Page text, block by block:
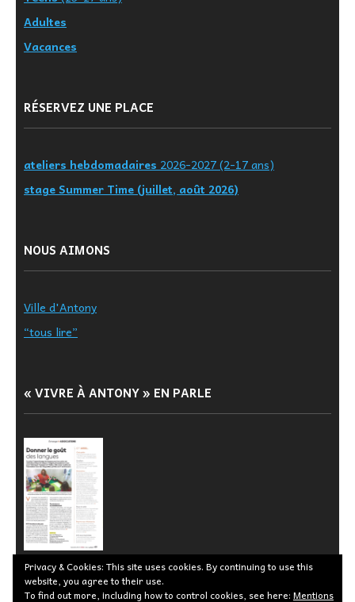
Adultes
Vacances
RÉSERVEZ UNE PLACE
ateliers hebdomadaires 2026-2027 (2-17 ans)
stage Summer Time (juillet, août 2026)
NOUS AIMONS
Ville d'Antony
“tous lire”
« VIVRE À ANTONY » EN PARLE
Privacy & Cookies: This site uses cookies. By continuing to use this
website, you agree to their use.
To find out more, including how to control cookies, see here: Mentions